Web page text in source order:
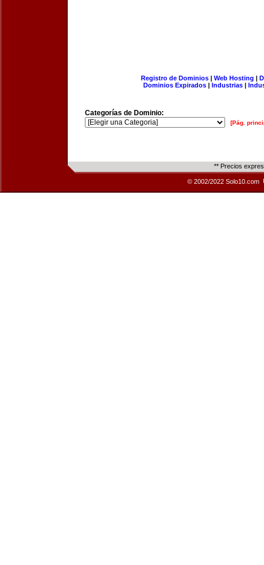
Registro de Dominios| Web Hosting |
Dominios Expirados | Industrias |
Categorías de Dominio:
[Pág.
** Precios
© 2002/2022 Solo10.com